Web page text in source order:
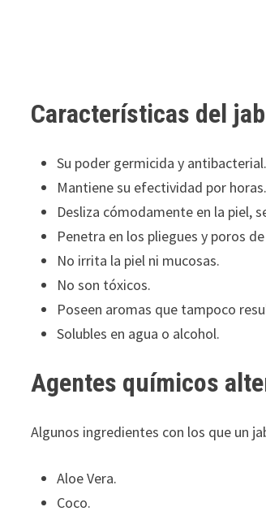
Características del
Su poder germicida y antibacterial.
Mantiene su efectividad por horas.
Desliza cómodamente en la piel,
Penetra en los pliegues y poros
No irrita la piel ni mucosas.
No son tóxicos.
Poseen aromas que tampoco
Solubles en agua o alcohol.
Agentes químicos
Algunos ingredientes con los que un
Aloe Vera.
Coco.